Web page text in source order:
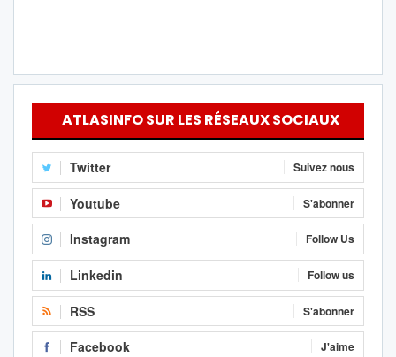
ATLASINFO SUR LES RÉSEAUX SOCIAUX
Twitter Suivez nous
Youtube S'abonner
Instagram Follow Us
Linkedin Follow us
RSS S'abonner
Facebook J'aime